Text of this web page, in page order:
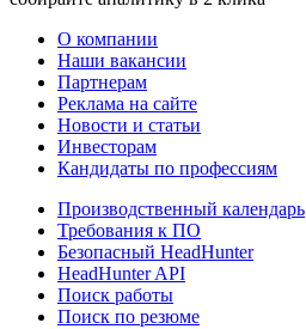
О компании
Наши вакансии
Партнерам
Реклама на сайте
Новости и статьи
Инвесторам
Кандидаты по профессиям
Производственный календарь
Требования к ПО
Безопасный HeadHunter
HeadHunter API
Поиск работы
Поиск по резюме